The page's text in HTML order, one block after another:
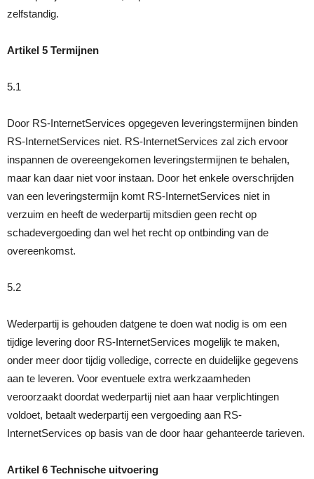
zelfstandig.
Artikel 5 Termijnen
5.1
Door RS-InternetServices opgegeven leveringstermijnen binden
RS-InternetServices niet. RS-InternetServices zal zich ervoor
inspannen de overeengekomen leveringstermijnen te behalen,
maar kan daar niet voor instaan. Door het enkele overschrijden
van een leveringstermijn komt RS-InternetServices niet in
verzuim en heeft de wederpartij mitsdien geen recht op
schadevergoeding dan wel het recht op ontbinding van de
overeenkomst.
5.2
Wederpartij is gehouden datgene te doen wat nodig is om een
tijdige levering door RS-InternetServices mogelijk te maken,
onder meer door tijdig volledige, correcte en duidelijke gegevens
aan te leveren. Voor eventuele extra werkzaamheden
veroorzaakt doordat wederpartij niet aan haar verplichtingen
voldoet, betaalt wederpartij een vergoeding aan RS-
InternetServices op basis van de door haar gehanteerde tarieven.
Artikel 6 Technische uitvoering